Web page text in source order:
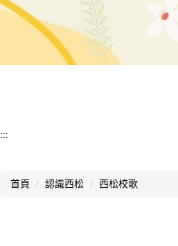
:::
首頁 認識西松 西松校歌